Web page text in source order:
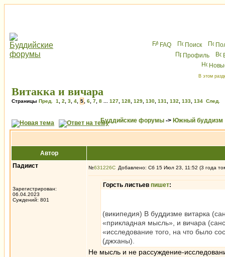
FAQ Поиск
Профиль
В этом
Витакка и вичара
Страницы Пред. 1 2 3 4 5 6 7 8 127 128 129 130 131 132 133 134 След.
Буддийские форумы -> Южный буддизм
Автор
Падиист
Зарегистрирован:
06.04.2023
Суждений: 801
№631226 Добавлено: Сб 15 Июл 23, 11:52 (3 года
Горсть листьев пишет:
(википедия) В буддизме витарка
«прикладная мысль», и вичара
«исследование того, на что было
(джханы).
Не мысль и не рассуждение-